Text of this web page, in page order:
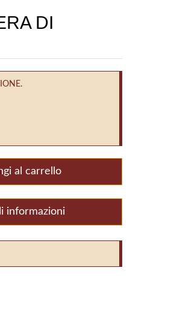
DI
al carrello